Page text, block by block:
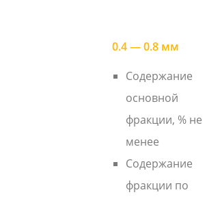
0.4 — 0.8 мм
Содержание
основной
фракции, % не
менее
Содержание
фракции по